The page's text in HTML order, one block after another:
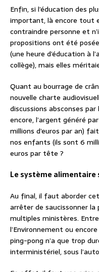
Enfin, si l’éducation des
important, là encore tout
contraindre personne et
propositions ont été
(une heure d’éducation à
collège), mais elles
Quant au bourrage de
nouvelle charte
discussions absconses par
encore, l’argent généré
millions d’euros par an)
nos enfants (ils sont 6
euros par tête ?
Le système alimentaire
Au final, il faut aborder
arrêter de saucissonner
multiples ministères.
l’Environnement ou
ping-pong n’a que trop
interministériel, sous